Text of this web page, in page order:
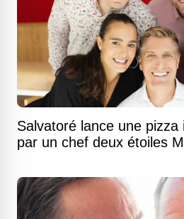
Salvatoré lance une
par un chef deux étoiles